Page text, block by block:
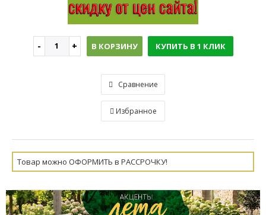
В КОРЗИНУ КУПИТЬ В 1 КЛИК
Сравнение
Избранное
Товар можно ОФОРМИТЬ в РАССРОЧКУ!